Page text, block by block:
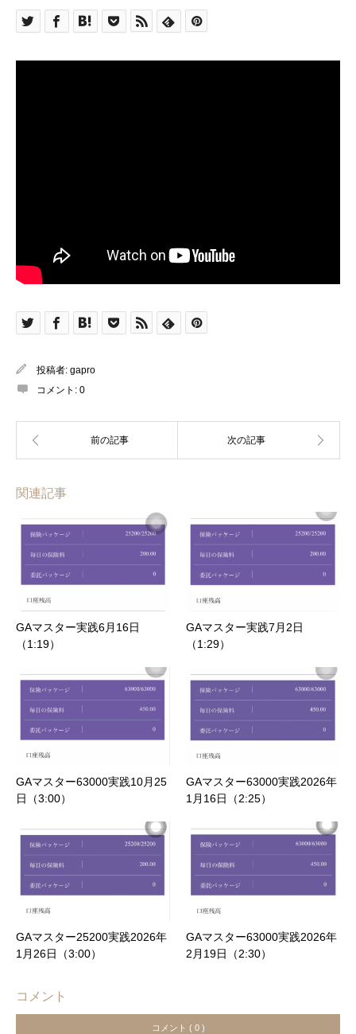
投稿者: gapro
コメント: 0
関連記事
GAマスター実践6月16日
（1:19）
GAマスター実践7月2日
（1:29）
GAマスター63000実践10月25
日（3:00）
GAマスター63000実践2026年
1月16日（2:25）
GAマスター25200実践2026年
1月26日（3:00）
GAマスター63000実践2026年
2月19日（2:30）
コメント
コメント ( 0 )